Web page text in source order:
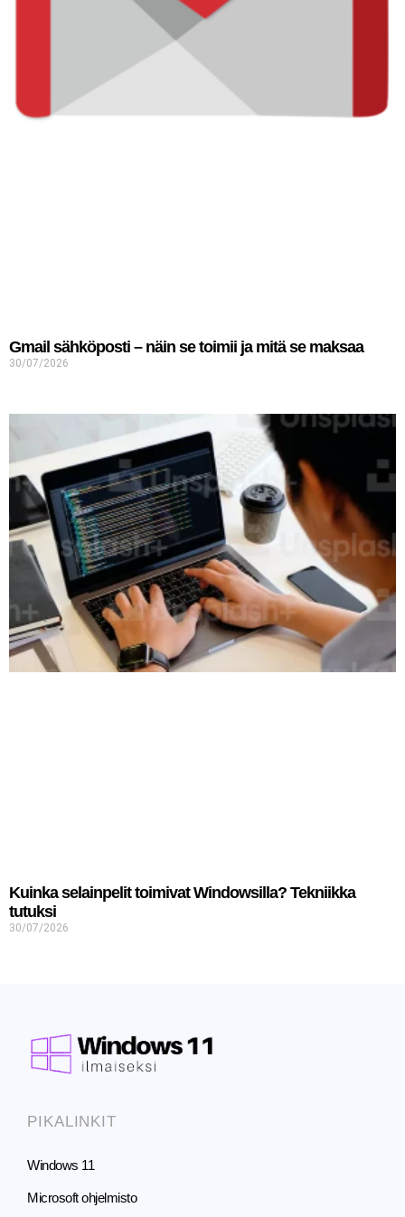
Gmail sähköposti – näin se toimii ja mitä se maksaa
30/07/2026
Kuinka selainpelit toimivat Windowsilla? Tekniikka
tutuksi
30/07/2026
PIKALINKIT
Windows 11
Microsoft ohjelmisto